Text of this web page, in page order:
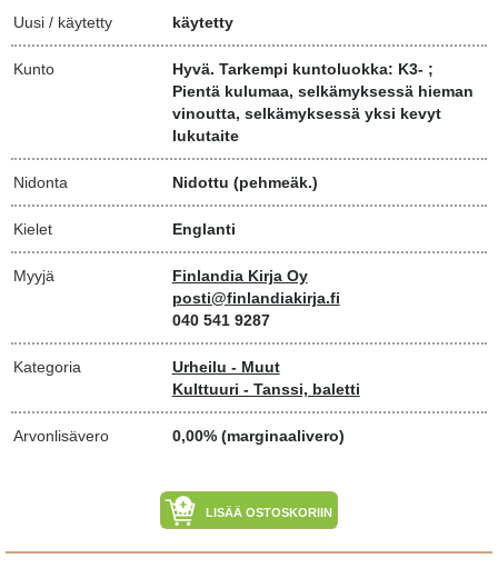
Uusi / käytetty käytetty
Kunto
Hyvä. Tarkempi kuntoluokka: K3- ;
Pientä kulumaa, selkämyksessä hieman
vinoutta, selkämyksessä yksi kevyt
lukutaite
Nidonta Nidottu (pehmeäk.)
Kielet Englanti
Myyjä
Finlandia Kirja Oy
posti@finlandiakirja.fi
040 541 9287
Kategoria
Urheilu - Muut
Kulttuuri - Tanssi, baletti
Arvonlisävero 0,00% (marginaalivero)
LISÄÄ OSTOSKORIIN